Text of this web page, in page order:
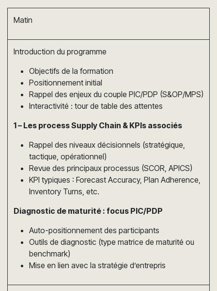
Matin
Introduction du programme
Objectifs de la formation
Positionnement initial
Rappel des enjeux du couple PIC/PDP (S&OP/MPS)
Interactivité : tour de table des attentes
1 – Les process Supply Chain & KPIs associés
Rappel des niveaux décisionnels (stratégique,
tactique, opérationnel)
Revue des principaux processus (SCOR, APICS)
KPI typiques : Forecast Accuracy, Plan Adherence,
Inventory Turns, etc.
Diagnostic de maturité : focus PIC/PDP
Auto-positionnement des participants
Outils de diagnostic (type matrice de maturité ou
benchmark)
Mise en lien avec la stratégie d’entrepris